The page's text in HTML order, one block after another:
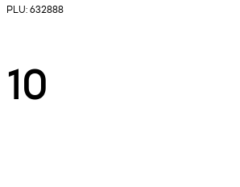
PLU: 632888
10